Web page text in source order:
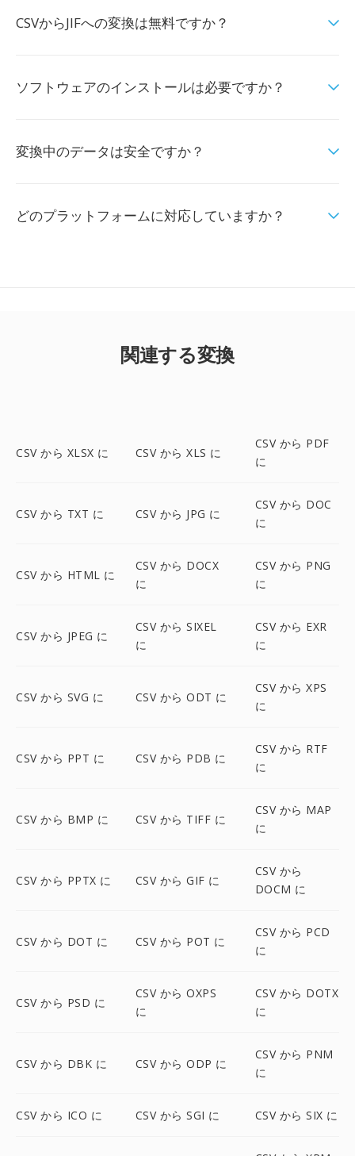
CSVからJIFへの変換は無料ですか？
ソフトウェアのインストールは必要ですか？
変換中のデータは安全ですか？
どのプラットフォームに対応していますか？
関連する変換
CSV から XLSX に CSV から XLS に
CSV から PDF
に
CSV から TXT に CSV から JPG に
CSV から DOC
に
CSV から HTML に
CSV から DOCX
に
CSV から PNG
に
CSV から JPEG に
CSV から SIXEL
に
CSV から EXR
に
CSV から SVG に CSV から ODT に
CSV から XPS
に
CSV から PPT に CSV から PDB に
CSV から RTF
に
CSV から BMP に CSV から TIFF に
CSV から MAP
に
CSV から PPTX に CSV から GIF に
CSV から
DOCM に
CSV から DOT に CSV から POT に
CSV から PCD
に
CSV から PSD に
CSV から OXPS
に
CSV から DOTX
に
CSV から DBK に CSV から ODP に
CSV から PNM
に
CSV から ICO に CSV から SGI に CSV から SIX に